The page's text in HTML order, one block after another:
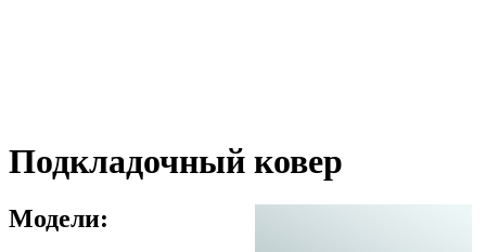
Подкладочный ковер
Модели: